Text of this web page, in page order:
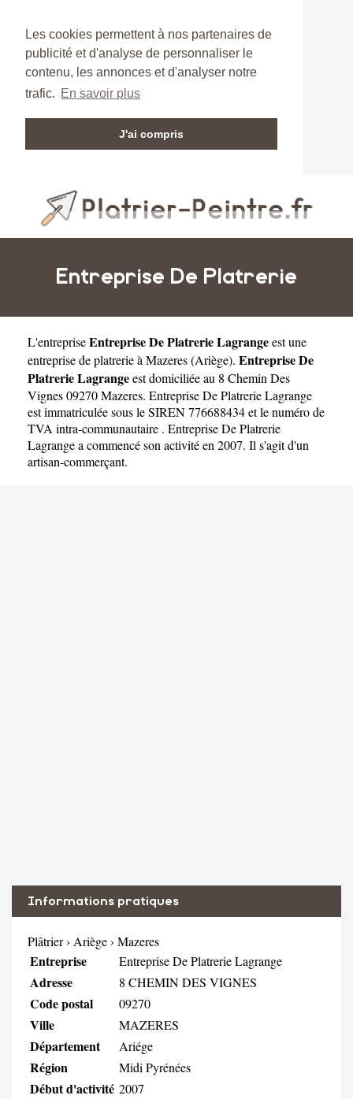
Les cookies permettent à nos partenaires de
publicité et d'analyse de personnaliser le
contenu, les annonces et d'analyser notre
trafic. En savoir plus
J'ai compris
Entreprise De Platrerie
Lagrange
L'entrepriseEntreprise De Platrerie Lagrangeest une
entreprise de platrerie à Mazeres(Ariège). Entreprise De
Platrerie Lagrangeest domiciliée au 8 Chemin Des
Vignes 09270 Mazeres. Entreprise De Platrerie Lagrange
est immatriculée sous le SIREN 776688434 et le numéro de
TVA intra-communautaire . Entreprise De Platrerie
Lagrange a commencé son activité en 2007. Il s'agit d'un
artisan-commerçant.
Informations pratiques
Plâtrier› Ariège› Mazeres
Entreprise Entreprise De Platrerie Lagrange
Adresse 8 CHEMIN DES VIGNES
Code postal 09270
Ville MAZERES
Département Ariége
Région Midi Pyrénées
Début d'activité 2007